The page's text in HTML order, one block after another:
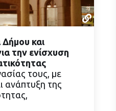
και
την ενίσχυση
τους, με
ανάπτυξη της